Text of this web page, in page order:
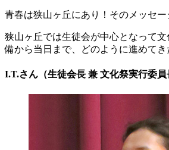
青春は狭山ヶ丘にあり！そのメッセ
狭山ヶ丘では生徒会が中心となって
備から当日まで、どのように進めてき
I.T.さん（生徒会長 兼 文化祭実行委員